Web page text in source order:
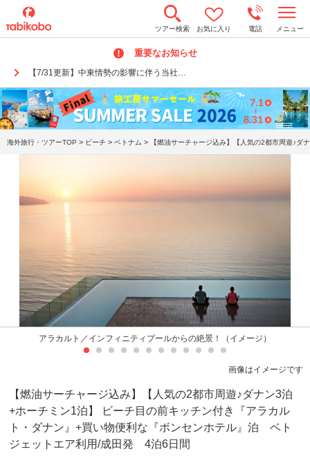
ツアー検索 お気に入り 電話 メニュー
重要なお知らせ
【7/31更新】中東情勢の影響に伴う当社…
o
n
a
v
i
g
a
t
海外旅行・ツアーTOP > ビーチ > ベトナム > 【燃油サーチャージ込み】【人気の2都市周遊♪
アラカルト／インフィニティプールからの絶景！（イメージ）
画像はイメージです
【燃油サーチャージ込み】【人気の2都市周遊♪ダナン3泊
+ホーチミン1泊】 ビーチ目の前キッチン付き『アラカル
ト・ダナン』+買い物便利な『ボンセンホテル』泊 ベト
ジェットエア利用/成田発 4泊6日間